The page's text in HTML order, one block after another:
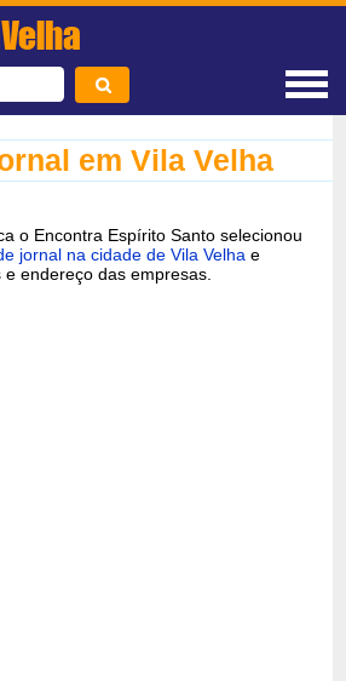
em Vila Velha
o Encontra Espírito Santo selecionou
jornal na cidade de Vila Velha e
endereço das empresas.